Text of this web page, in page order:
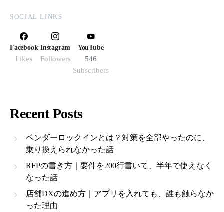
SOCIAL LINKS
Facebook
Likes
Instagram
Followers
YouTube
546
Subscribers
Recent Posts
ベンダーロックインとは？対策を全部やったのに、
乗り換えられなかった話
RFPの書き方｜要件を200行書いて、半年で使えなく
なった話
店舗DXの進め方｜アプリを入れても、誰も触らなか
った理由